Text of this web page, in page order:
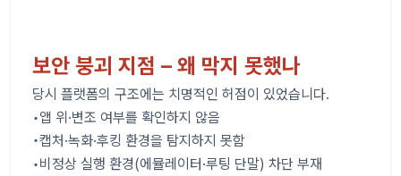
보안 붕괴 지점 – 왜 막지 못했나
당시 플랫폼의 구조에는 치명적인 허점이 있었습니다.
•앱 위·변조 여부를 확인하지 않음
•캡처·녹화·후킹 환경을 탐지하지 못함
•비정상 실행 환경(에뮬레이터·루팅 단말) 차단 부재